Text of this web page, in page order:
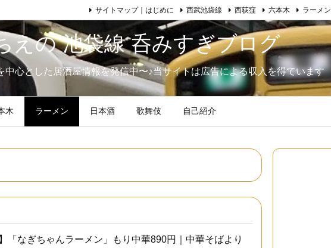
えの 池袋線 呑みすぎブログ
中心とした居酒屋情報を発信中〜♪当サイトは広告による収入を得ています
木 ラーメン 日本酒 歌舞伎 自己紹介
サイトマップ｜はじめに 西武池袋線 西荻窪 六本木 ラーメン
】「なぎちゃんラーメン」もり中華890円｜中華そばより